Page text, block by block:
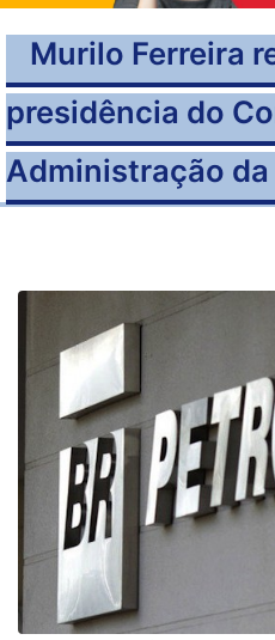
Murilo Ferreira
presidência do
Administração